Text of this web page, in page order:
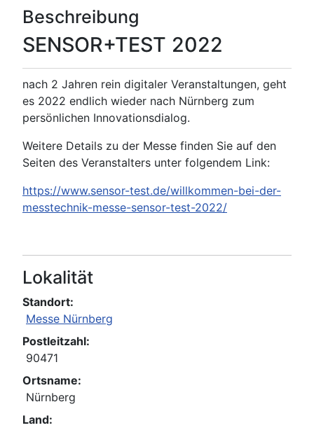
Beschreibung
SENSOR+TEST 2022
nach 2 Jahren rein digitaler Veranstaltungen, geht
es 2022 endlich wieder nach Nürnberg zum
persönlichen Innovationsdialog.
Weitere Details zu der Messe finden Sie auf den
Seiten des Veranstalters unter folgendem Link:
https://www.sensor-test.de/willkommen-bei-der-
messtechnik-messe-sensor-test-2022/
Lokalität
Standort:
Messe Nürnberg
Postleitzahl:
90471
Ortsname:
Nürnberg
Land: